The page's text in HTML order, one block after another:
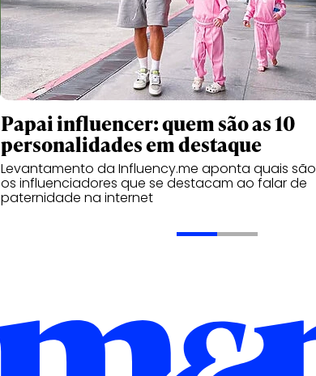
Papai influencer: quem são as 10
personalidades em destaque
Levantamento da Influency.me aponta quais são
os influenciadores que se destacam ao falar de
paternidade na internet